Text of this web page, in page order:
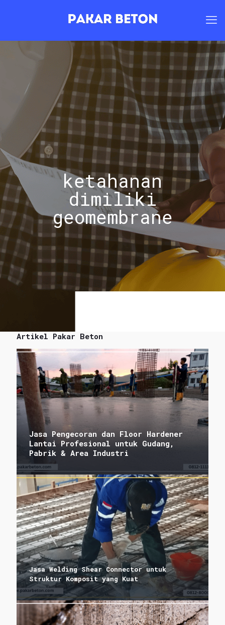
ketahanan
dimiliki
geomembrane
Artikel Pakar Beton
Jasa Pengecoran dan Floor Hardener
Lantai Profesional untuk Gudang,
Pabrik & Area Industri
Jasa Welding Shear Connector untuk
Struktur Komposit yang Kuat